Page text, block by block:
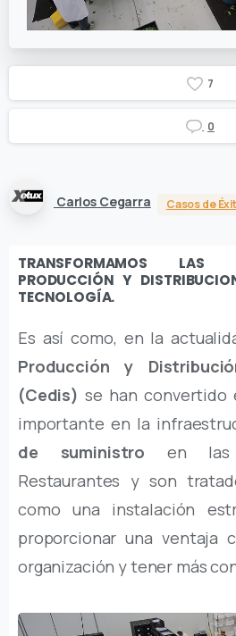
7
0
Carlos Cegarra Casos de
TRANSFORMAMOS LAS
PRODUCCIÓN Y
TECNOLOGÍA.
Es así como, en la
Producción y
(Cedis) se han convertido
importante en la
de suministro en las
Restaurantes y son
como una instalación
proporcionar una ventaja
organización y tener más